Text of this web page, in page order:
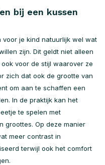
bij een kussen
voor je kind natuurlijk wel wat
zijn. Dit geldt niet alleen
voor de stijl waarover ze
zich dat ook de grootte van
om aan te schaffen een
In de praktijk kan het
te spelen met
groottes. Op deze manier
meer contrast in
terwijl ook het comfort